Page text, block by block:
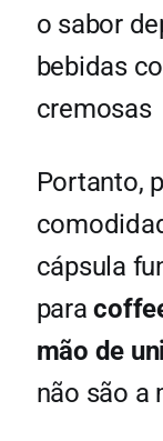
o sabor
bebidas
cremosas
Portanto,
cápsula
para
mão de
não são a